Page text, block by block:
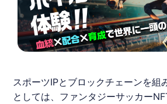
スポーツIPとブロックチェーンを組
としては、ファンタジーサッカー